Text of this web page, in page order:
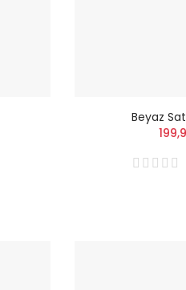
Beyaz